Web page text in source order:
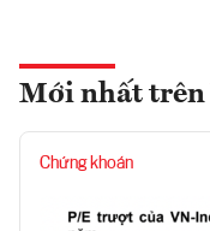
Mới nhất trên
Chứng khoán